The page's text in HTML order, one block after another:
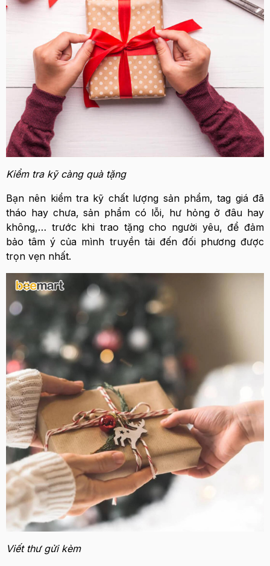
Kiểm tra kỹ càng quà tặng
Bạn nên kiểm tra kỹ chất lượng sản phẩm, tag giá đã
tháo hay chưa, sản phẩm có lỗi, hư hỏng ở đâu hay
không,… trước khi trao tặng cho người yêu, để đảm
bảo tâm ý của mình truyền tải đến đối phương được
trọn vẹn nhất.
Viết thư gửi kèm